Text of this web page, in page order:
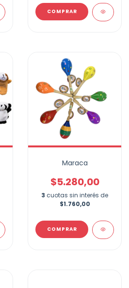
Maraca
$5.280,00
3 cuotas sin interés de
$1.760,00